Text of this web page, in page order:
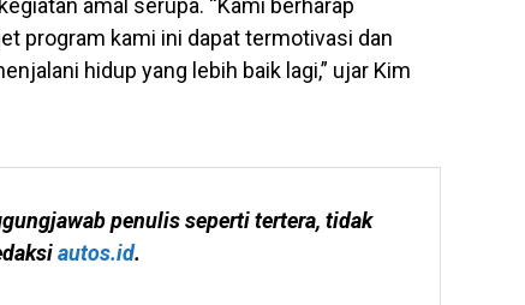
amal serupa. “Kami berharap
program kami ini dapat termotivasi dan
hidup yang lebih baik lagi,” ujar Kim
penulis seperti tertera, tidak
autos.id.